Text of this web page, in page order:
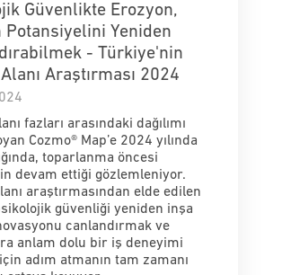
Güvenlikte Erozyon,
Potansiyelini Yeniden
- Türkiye'nin
Araştırması 2024
fazları arasındaki dağılımı
Cozmo® Map’e 2024 yılında
toparlanma öncesi
devam ettiği gözlemleniyor.
araştırmasından elde edilen
güvenliği yeniden inşa
canlandırmak ve
anlam dolu bir iş deneyimi
adım atmanın tam zamanı